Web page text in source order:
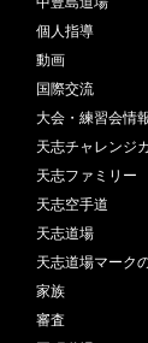
個人指導
動画
国際交流
大会・練習会情
天志チャレンジ
天志ファミリー
天志空手道
天志道場
天志道場マーク
家族
審査